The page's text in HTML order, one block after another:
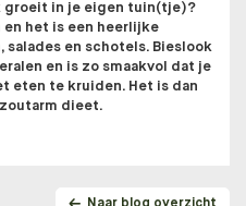
groeit in je eigen tuin(tje)?
en het is een heerlijke
salades en schotels. Bieslook
en is zo smaakvol dat je
eten te kruiden. Het is dan
dieet.